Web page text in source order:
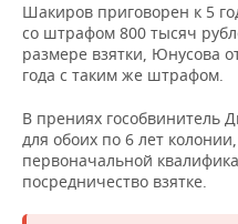
КИБЕРСПОРТ
ФИГУРНОЕ КАТАНИЕ
ВОДНЫЕ ВИДЫ СПОРТА
ХОККЕЙ С МЯЧОМ
КУЛЬТУРА
МЕДИЦИНА
ОБРАЗОВАНИЕ
ПРОИСШЕСТВИЯ
СПИСОК КОМПАНИЙ
Шакиров приговорен к 5
со штрафом 800 тысяч
размере взятки, Юнусова
года с таким же штрафом.
В прениях гособвинитель
для обоих по 6 лет
первоначальной
посредничество взятке.